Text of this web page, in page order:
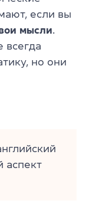
если вы
мысли.
всегда
но они
аспект